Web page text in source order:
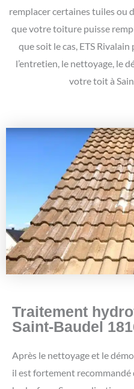
remplacer certaines tuiles ou
que votre toiture puisse
que soit le cas, ETS
l’entretien, le nettoyage, le
votre toit à
Traitement
Saint-Baudel
Après le nettoyage et le
il est fortement